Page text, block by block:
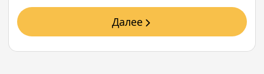
Далее